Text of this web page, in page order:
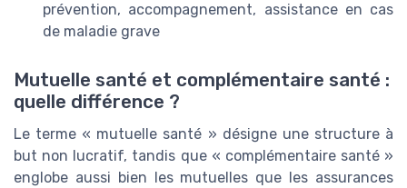
prévention, accompagnement, assistance en cas
de maladie grave
Mutuelle santé et complémentaire santé :
quelle différence ?
Le terme « mutuelle santé » désigne une structure à
but non lucratif, tandis que « complémentaire santé »
englobe aussi bien les mutuelles que les assurances